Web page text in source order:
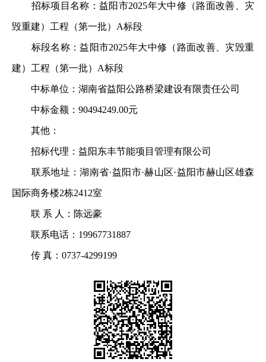
招标项目名称：益阳市2025年大中修（路面改善、灾
毁重建）工程（第一批）A标段
标段名称：益阳市2025年大中修（路面改善、灾毁重
建）工程（第一批）A标段
中标单位：湖南省益阳公路桥梁建设有限责任公司
中标金额：90494249.00元
其他：
招标代理：益阳东丰节能项目管理有限公司
联系地址：湖南省·益阳市·赫山区·益阳市赫山区雄森
国际商务楼2栋2412室
联 系 人：陈远豪
联系电话：19967731887
传 真：0737-4299199